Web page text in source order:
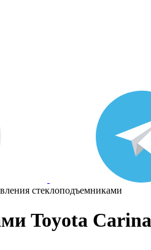
стеклоподъемниками
Toyota